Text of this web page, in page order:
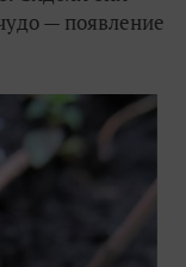
— появление